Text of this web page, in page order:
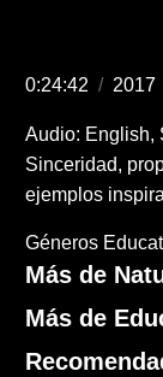
0:24:42 / 2017
Audio: English,
Sinceridad,
ejemplos
Géneros
Más de
Más de